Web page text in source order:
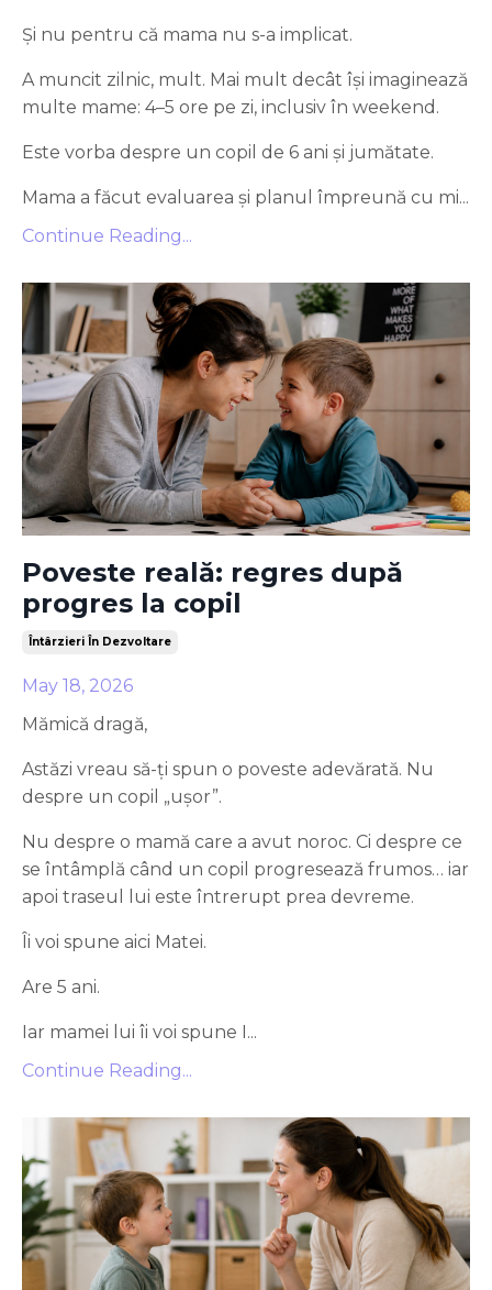
Și nu pentru că mama nu s-a implicat.
A muncit zilnic, mult. Mai mult decât își imaginează
multe mame: 4–5 ore pe zi, inclusiv în weekend.
Este vorba despre un copil de 6 ani și jumătate.
Mama a făcut evaluarea și planul împreună cu mi...
Continue Reading...
Poveste reală: regres după
progres la copil
Întârzieri În Dezvoltare
May 18, 2026
Mămică dragă,
Astăzi vreau să-ți spun o poveste adevărată. Nu
despre un copil „ușor”.
Nu despre o mamă care a avut noroc. Ci despre ce
se întâmplă când un copil progresează frumos… iar
apoi traseul lui este întrerupt prea devreme.
Îi voi spune aici Matei.
Are 5 ani.
Iar mamei lui îi voi spune I...
Continue Reading...